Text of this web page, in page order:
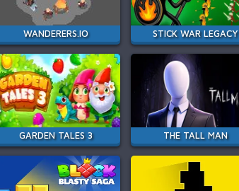
WANDERERS.IO STICK WAR LEGACY
GARDEN TALES 3 THE TALL MAN